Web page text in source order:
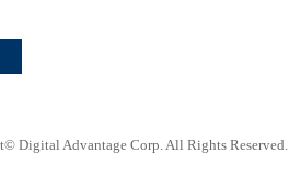
Digital Advantage Corp. All Rights Reserved.